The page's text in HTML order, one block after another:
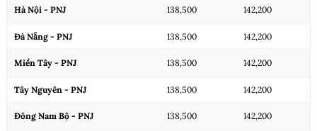
Hà Nội - PNJ 138,500 142,200
Đà Nẵng - PNJ 138,500 142,200
Miền Tây - PNJ 138,500 142,200
Tây Nguyên - PNJ 138,500 142,200
Đông Nam Bộ - PNJ 138,500 142,200